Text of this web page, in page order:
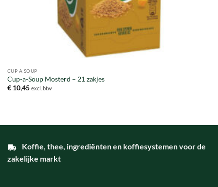
CUP A SOUP
Cup-a-Soup Mosterd – 21 zakjes
€10,45 excl. btw
Koffie, thee, ingrediënten en koffiesystemen voor de
zakelijke markt